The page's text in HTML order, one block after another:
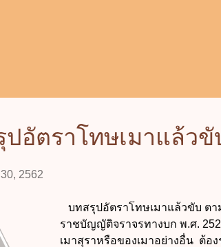
อัตราโทษเมาแล้วขั
2562
บทสรุปอัตราโทษเมาแล้วขับ ตา
ราชบัญญัติจราจรทางบก พ.ศ.
เมาสุราหรือของเมาอย่างอื่น ต้อ